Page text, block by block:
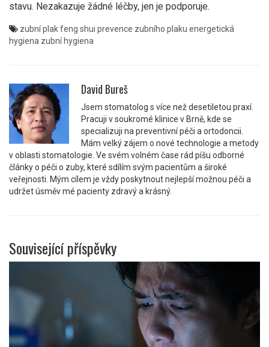
stavu. Nezakazuje žádné léčby, jen je podporuje.
zubní plakfeng shui prevence zubního plaku energetická
hygiena zubní hygiena
David Bureš
Jsem stomatolog s více než desetiletou praxí.
Pracuji v soukromé klinice v Brně, kde se
specializuji na preventivní péči a ortodoncii.
Mám velký zájem o nové technologie a metody
v oblasti stomatologie. Ve svém volném čase rád píšu odborné
články o péči o zuby, které sdílím svým pacientům a široké
veřejnosti. Mým cílem je vždy poskytnout nejlepší možnou péči a
udržet úsměv mé pacienty zdravý a krásný.
Související příspěvky